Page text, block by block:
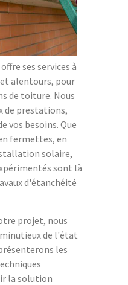
ses services à
alentours, pour
de toiture. Nous
de prestations,
vos besoins. Que
fermettes, en
solaire,
sont là
d'étanchéité
projet, nous
de l'état
les
la solution